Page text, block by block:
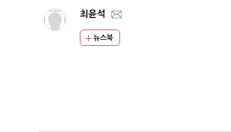
최윤석
뉴스북